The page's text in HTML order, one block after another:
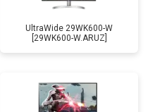
UltraWide 29WK600-W
[29WK600-W.ARUZ]